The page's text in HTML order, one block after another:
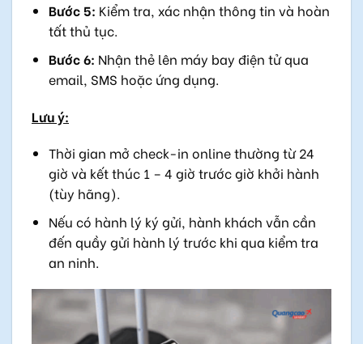
Bước 5: Kiểm tra, xác nhận thông tin và hoàn
tất thủ tục.
Bước 6: Nhận thẻ lên máy bay điện tử qua
email, SMS hoặc ứng dụng.
Lưu ý:
Thời gian mở check-in online thường từ 24
giờ và kết thúc 1 – 4 giờ trước giờ khởi hành
(tùy hãng).
Nếu có hành lý ký gửi, hành khách vẫn cần
đến quầy gửi hành lý trước khi qua kiểm tra
an ninh.